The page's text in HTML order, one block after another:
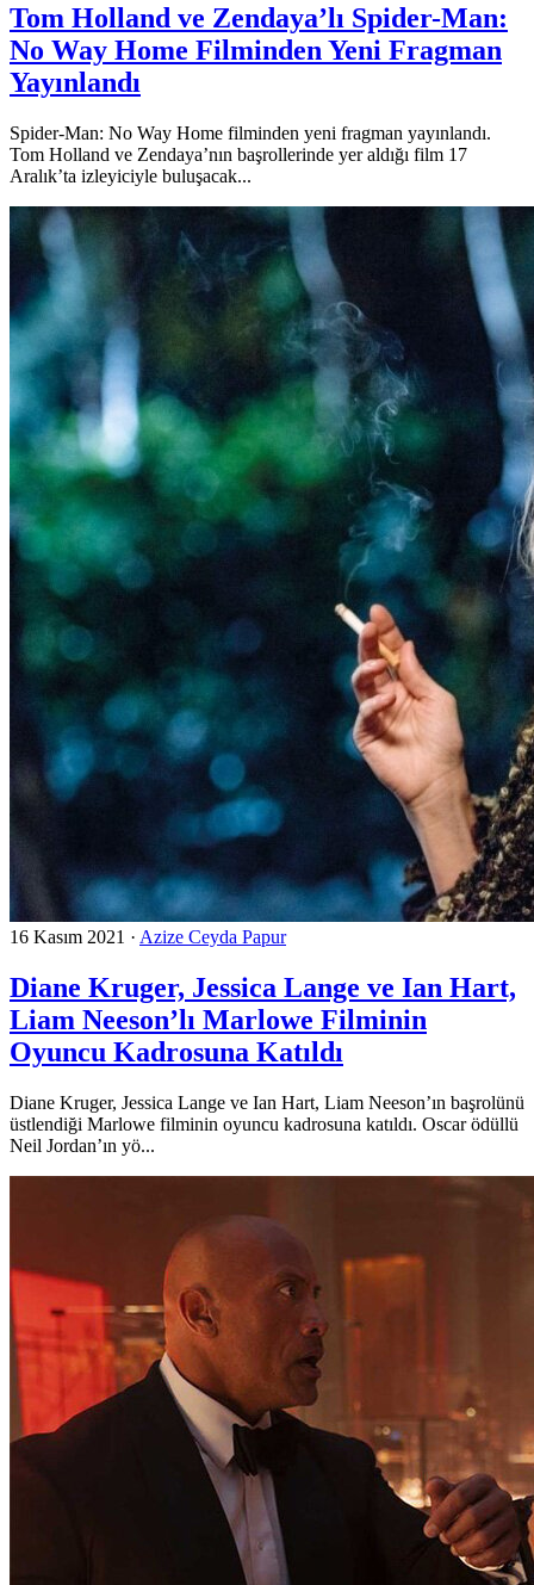
Tom Holland ve Zendaya’lı Spider-Man:
No Way Home Filminden Yeni Fragman
Yayınlandı
Spider-Man: No Way Home filminden yeni fragman yayınlandı.
Tom Holland ve Zendaya’nın başrollerinde yer aldığı film 17
Aralık’ta izleyiciyle buluşacak...
16 Kasım 2021 · Azize Ceyda Papur
Diane Kruger, Jessica Lange ve Ian Hart,
Liam Neeson’lı Marlowe Filminin
Oyuncu Kadrosuna Katıldı
Diane Kruger, Jessica Lange ve Ian Hart, Liam Neeson’ın başrolünü
üstlendiği Marlowe filminin oyuncu kadrosuna katıldı. Oscar ödüllü
Neil Jordan’ın yö...